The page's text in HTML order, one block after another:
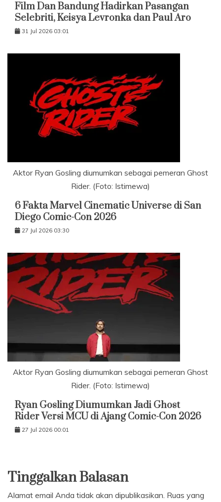
Film Dan Bandung Hadirkan Pasangan
Selebriti, Keisya Levronka dan Paul Aro
31 Jul 2026 03:01
Aktor Ryan Gosling diumumkan sebagai pemeran Ghost
Rider. (Foto: Istimewa)
6 Fakta Marvel Cinematic Universe di San
Diego Comic-Con 2026
27 Jul 2026 03:30
Aktor Ryan Gosling diumumkan sebagai pemeran Ghost
Rider. (Foto: Istimewa)
Ryan Gosling Diumumkan Jadi Ghost
Rider Versi MCU di Ajang Comic-Con 2026
27 Jul 2026 00:01
Tinggalkan Balasan
Alamat email Anda tidak akan dipublikasikan. Ruas yang